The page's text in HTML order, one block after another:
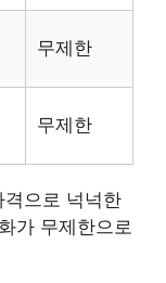
무제한
무제한
으로 넉넉한
가 무제한으로